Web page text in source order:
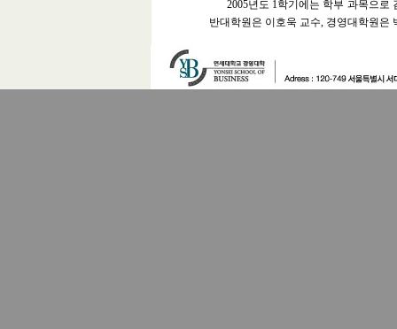
2005년도 1학기에는 학부 과목으로
반대학원은 이호욱 교수, 경영대학원은